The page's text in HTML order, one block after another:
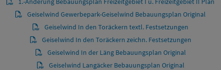
Geiselwind Gewerbepark-Geiselwind Bebauungsplan Original
Geiselwind In den Toräckern textl. Festsetzungen
Geiselwind In den Toräckern zeichn. Festsetzungen
Geiselwind In der Läng Bebauungsplan Original
Geiselwind Langäcker Bebauungsplan Original